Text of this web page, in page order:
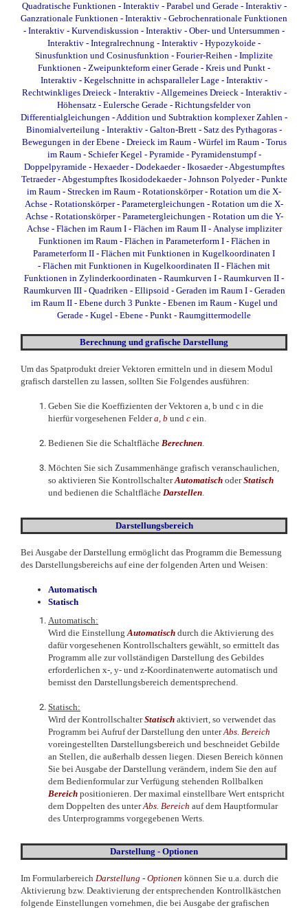
Quadratische Funktionen - Interaktiv- Parabel und Gerade - Interaktiv-
Ganzrationale Funktionen - Interaktiv - Gebrochenrationale Funktionen
- Interaktiv - Kurvendiskussion - Interaktiv - Ober- und Untersummen -
Interaktiv - Integralrechnung - Interaktiv - Hypozykoide -
Sinusfunktion und Cosinusfunktion - Fourier-Reihen - Implizite
Funktionen - Zweipunkteform einer Gerade - Kreis und Punkt -
Interaktiv - Kegelschnitte in achsparalleler Lage - Interaktiv -
Rechtwinkliges Dreieck - Interaktiv-Allgemeines Dreieck - Interaktiv-
Höhensatz - Eulersche Gerade - Richtungsfelder von
Differentialgleichungen -Addition und Subtraktion komplexer Zahlen -
Binomialverteilung - Interaktiv - Galton-Brett - Satz des Pythagoras -
Bewegungen in der Ebene- Dreieck im Raum- Würfel im Raum- Torus
im Raum- Schiefer Kegel- Pyramide- Pyramidenstumpf-
Doppelpyramide- Hexaeder- Dodekaeder- Ikosaeder-Abgestumpftes
Tetraeder-Abgestumpftes Ikosidodekaeder- Johnson Polyeder- Punkte
im Raum - Strecken im Raum - Rotationskörper - Rotation um die X-
Achse - Rotationskörper - Parametergleichungen - Rotation um die X-
Achse- Rotationskörper - Parametergleichungen - Rotation um die Y-
Achse- Flächen im Raum I- Flächen im Raum II- Analyse impliziter
Funktionen im Raum- Flächen in Parameterform I- Flächen in
Parameterform II - Flächen mit Funktionen in Kugelkoordinaten I
- Flächen mit Funktionen in Kugelkoordinaten II - Flächen mit
Funktionen in Zylinderkoordinaten - Raumkurven I - Raumkurven II -
Raumkurven III- Quadriken - Ellipsoid- Geraden im Raum I- Geraden
im Raum II- Ebene durch 3 Punkte- Ebenen im Raum- Kugel und
Gerade - Kugel - Ebene - Punkt - Raumgittermodelle
Berechnung und grafische Darstellung
Um das Spatprodukt dreier Vektoren ermitteln und in diesem Modul
grafisch darstellen zu lassen, sollten Sie Folgendes ausführen:
Geben Sie die Koeffizienten der Vektoren a, b und c in die
hierfür vorgesehenen Feldera, b und c ein.
Bedienen Sie die Schaltfläche Berechnen.
Möchten Sie sich Zusammenhänge grafisch veranschaulichen,
so aktivieren Sie KontrollschalterAutomatisch oderStatisch
und bedienen die Schaltfläche Darstellen.
Darstellungsbereich
Bei Ausgabe der Darstellung ermöglicht das Programm die Bemessung
des Darstellungsbereichs auf eine der folgenden Arten und Weisen:
Automatisch
Statisch
Automatisch:
Wird die EinstellungAutomatisch durch die Aktivierung des
dafür vorgesehenen Kontrollschalters gewählt, so ermittelt das
Programm alle zur vollständigen Darstellung des Gebildes
erforderlichen x-, y- und z-Koordinatenwerte automatisch und
bemisst den Darstellungsbereich dementsprechend.
Statisch:
Wird der KontrollschalterStatisch aktiviert, so verwendet das
Programm bei Aufruf der Darstellung den unterAbs. Bereich
voreingestellten Darstellungsbereich und beschneidet Gebilde
an Stellen, die außerhalb dessen liegen. Diesen Bereich können
Sie bei Ausgabe der Darstellung verändern, indem Sie den auf
dem Bedienformular zur Verfügung stehenden Rollbalken
Bereich positionieren. Der maximal einstellbare Wert entspricht
dem Doppelten des unterAbs. Bereich auf dem Hauptformular
des Unterprogramms vorgegebenen Werts.
Darstellung - Optionen
Im Formularbereich Darstellung - Optionen können Sie u.a. durch die
Aktivierung bzw. Deaktivierung der entsprechenden Kontrollkästchen
folgende Einstellungen vornehmen, die bei Ausgabe der grafischen